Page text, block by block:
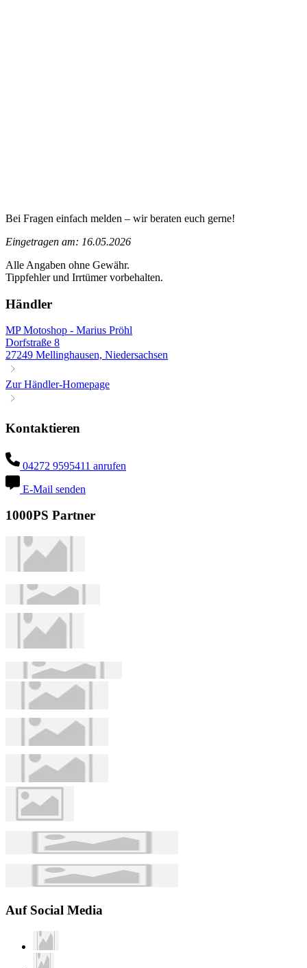
Bei Fragen einfach melden – wir beraten euch gerne!
Eingetragen am: 16.05.2026
Alle Angaben ohne Gewähr.
Tippfehler und Irrtümer vorbehalten.
Händler
MP Motoshop - Marius Pröhl
Dorfstraße 8
27249 Mellinghausen, Niedersachsen
Zur Händler-Homepage
Kontaktieren
04272 9595411 anrufen
E-Mail senden
1000PS Partner
Auf Social Media